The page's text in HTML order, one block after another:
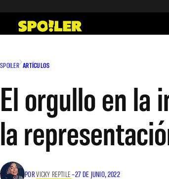
contenido
SPOILER ARTÍCULOS
El orgullo en la
la
PORVICKY REPTILE–27 DE JUNIO, 2022